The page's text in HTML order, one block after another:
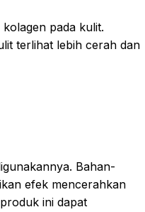
pada kulit.
terlihat lebih cerah dan
Bahan-
efek mencerahkan
ini dapat